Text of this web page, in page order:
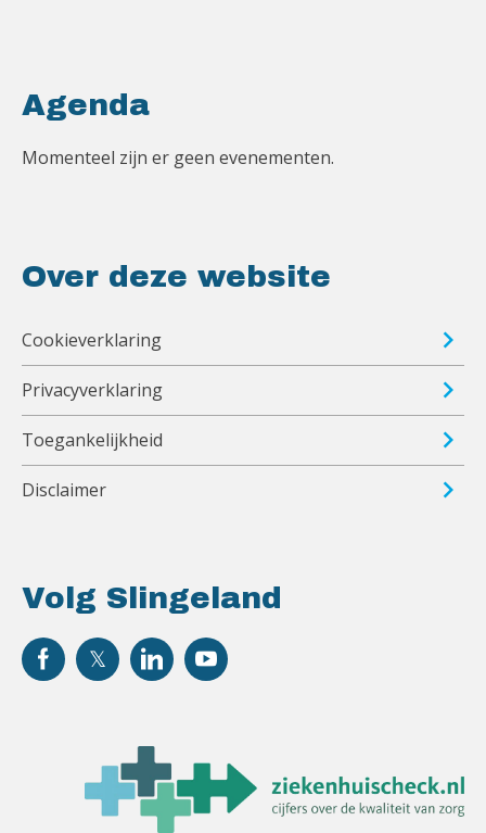
Volg Slingeland
Agenda
Momenteel zijn er geen evenementen.
Over deze website
Cookieverklaring
Privacyverklaring
Toegankelijkheid
Disclaimer